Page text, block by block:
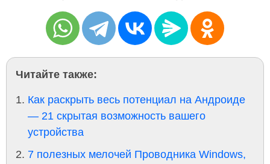
Читайте также:
Как раскрыть весь потенциал на Андроиде
— 21 скрытая возможность вашего
устройства
7 полезных мелочей Проводника Windows,